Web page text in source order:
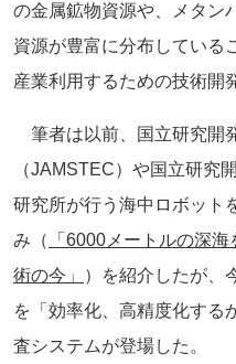
の金属鉱物資源や、メタン
資源が豊富に分布している
産業利用するための技術開
筆者は以前、国立研究開
（JAMSTEC）や国立研究
研究所が行う海中ロボット
み（
「6000メートルの深
術の今」
）を紹介したが、
を「効率化、高精度化する
査システムが登場した。